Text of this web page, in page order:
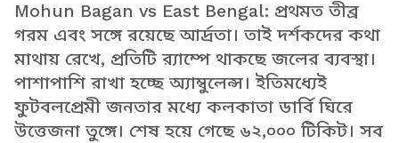
Mohun Bagan vs East Bengal: প্রথমত তীব্র
গরম এবং সঙ্গে রয়েছে আর্দ্রতা। তাই দর্শকদের কথা
মাথায় রেখে, প্রতিটি র‍্যাম্পে থাকছে জলের ব্যবস্থা।
পাশাপাশি রাখা হচ্ছে অ্যাম্বুলেন্স। ইতিমধ্যেই
ফুটবলপ্রেমী জনতার মধ্যে কলকাতা ডার্বি ঘিরে
উত্তেজনা তুঙ্গে। শেষ হয়ে গেছে ৬২,০০০ টিকিট। সব